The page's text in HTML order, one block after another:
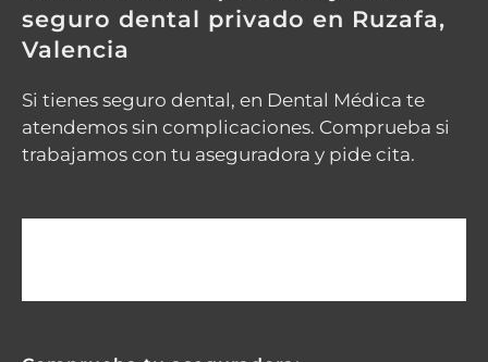
seguro dental privado en Ruzafa,
Valencia
Si tienes seguro dental, en Dental Médica te
atendemos sin complicaciones. Comprueba si
trabajamos con tu aseguradora y pide cita.